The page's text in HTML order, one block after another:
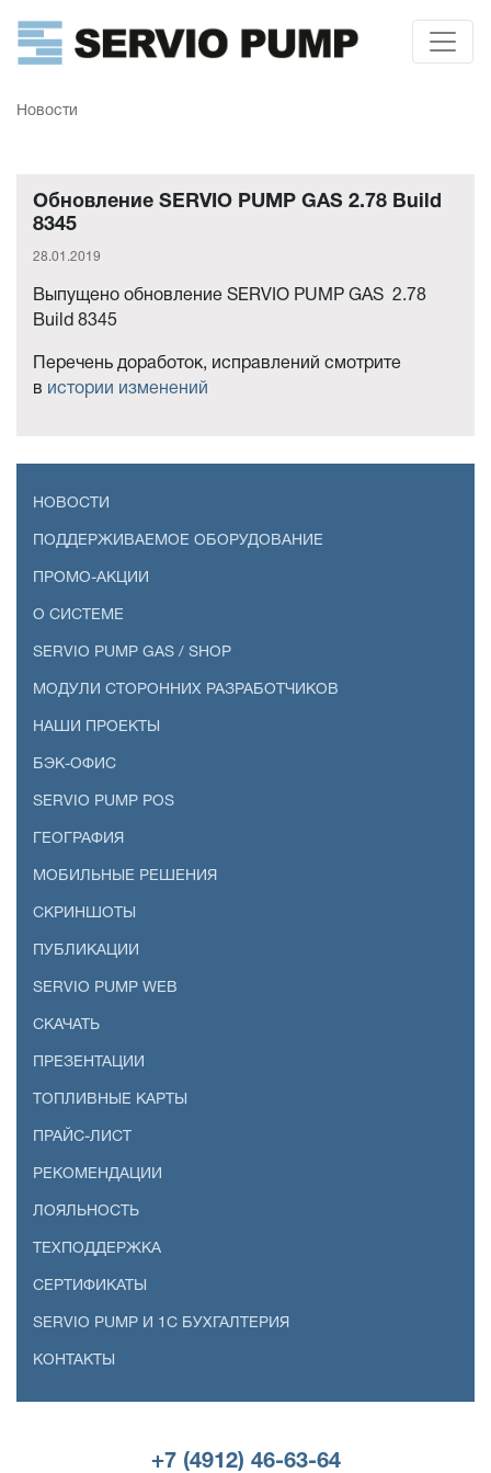
Новости
Обновление SERVIO PUMP GAS 2.78 Build
8345
28.01.2019
Выпущено обновление SERVIO PUMP GAS 2.78
Build 8345
Перечень доработок, исправлений смотрите
в истории изменений
НОВОСТИ
ПОДДЕРЖИВАЕМОЕ ОБОРУДОВАНИЕ
ПРОМО-АКЦИИ
О СИСТЕМЕ
SERVIO PUMP GAS / SHOP
МОДУЛИ СТОРОННИХ РАЗРАБОТЧИКОВ
НАШИ ПРОЕКТЫ
БЭК-ОФИС
SERVIO PUMP POS
ГЕОГРАФИЯ
МОБИЛЬНЫЕ РЕШЕНИЯ
СКРИНШОТЫ
ПУБЛИКАЦИИ
SERVIO PUMP WEB
СКАЧАТЬ
ПРЕЗЕНТАЦИИ
ТОПЛИВНЫЕ КАРТЫ
ПРАЙС-ЛИСТ
РЕКОМЕНДАЦИИ
ЛОЯЛЬНОСТЬ
ТЕХПОДДЕРЖКА
СЕРТИФИКАТЫ
SERVIO PUMP И 1С БУХГАЛТЕРИЯ
КОНТАКТЫ
+7 (4912) 46-63-64